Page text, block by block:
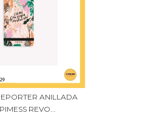
ANILLADA
REVO...